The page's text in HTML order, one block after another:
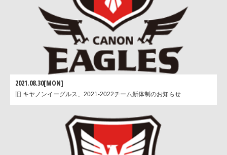
2021.08.30[MON]
旧 キヤノンイーグルス、2021-2022チーム新体制のお知らせ